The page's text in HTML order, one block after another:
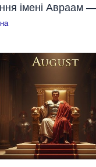
імені Авраам